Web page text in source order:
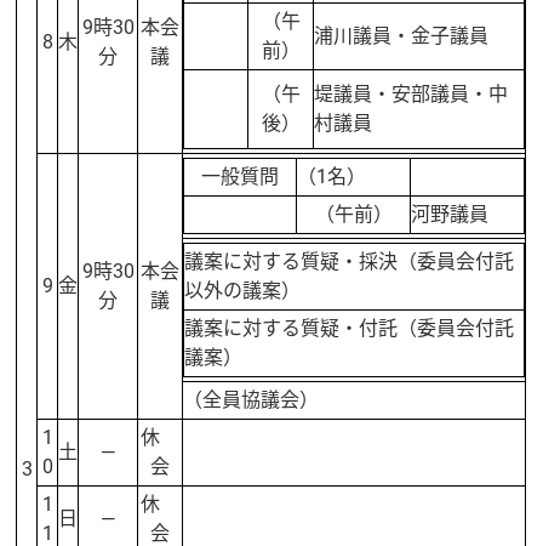
3
8 木
9時30
分
本会
議
（午
前）
浦川議員・金子議員
（午
後）
堤議員・安部議員・中
村議員
9 金
9時30
分
本会
議
一般質問
（1名）
（午前）
河野議員
議案に対する質疑・採決（委員会付託
以外の議案）
議案に対する質疑・付託（委員会付託
議案）
（全員協議会）
1
0
土 —
休
会
1
1
日 —
休
会